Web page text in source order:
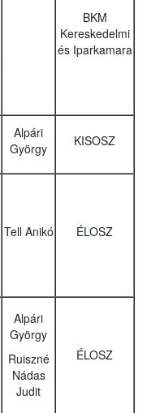
BKM
Kereskedelmi
és Iparkamara
Alpári
György
KISOSZ
Tell Anikó ÉLOSZ
Alpári
György
Ruiszné
Nádas
Judit
ÉLOSZ